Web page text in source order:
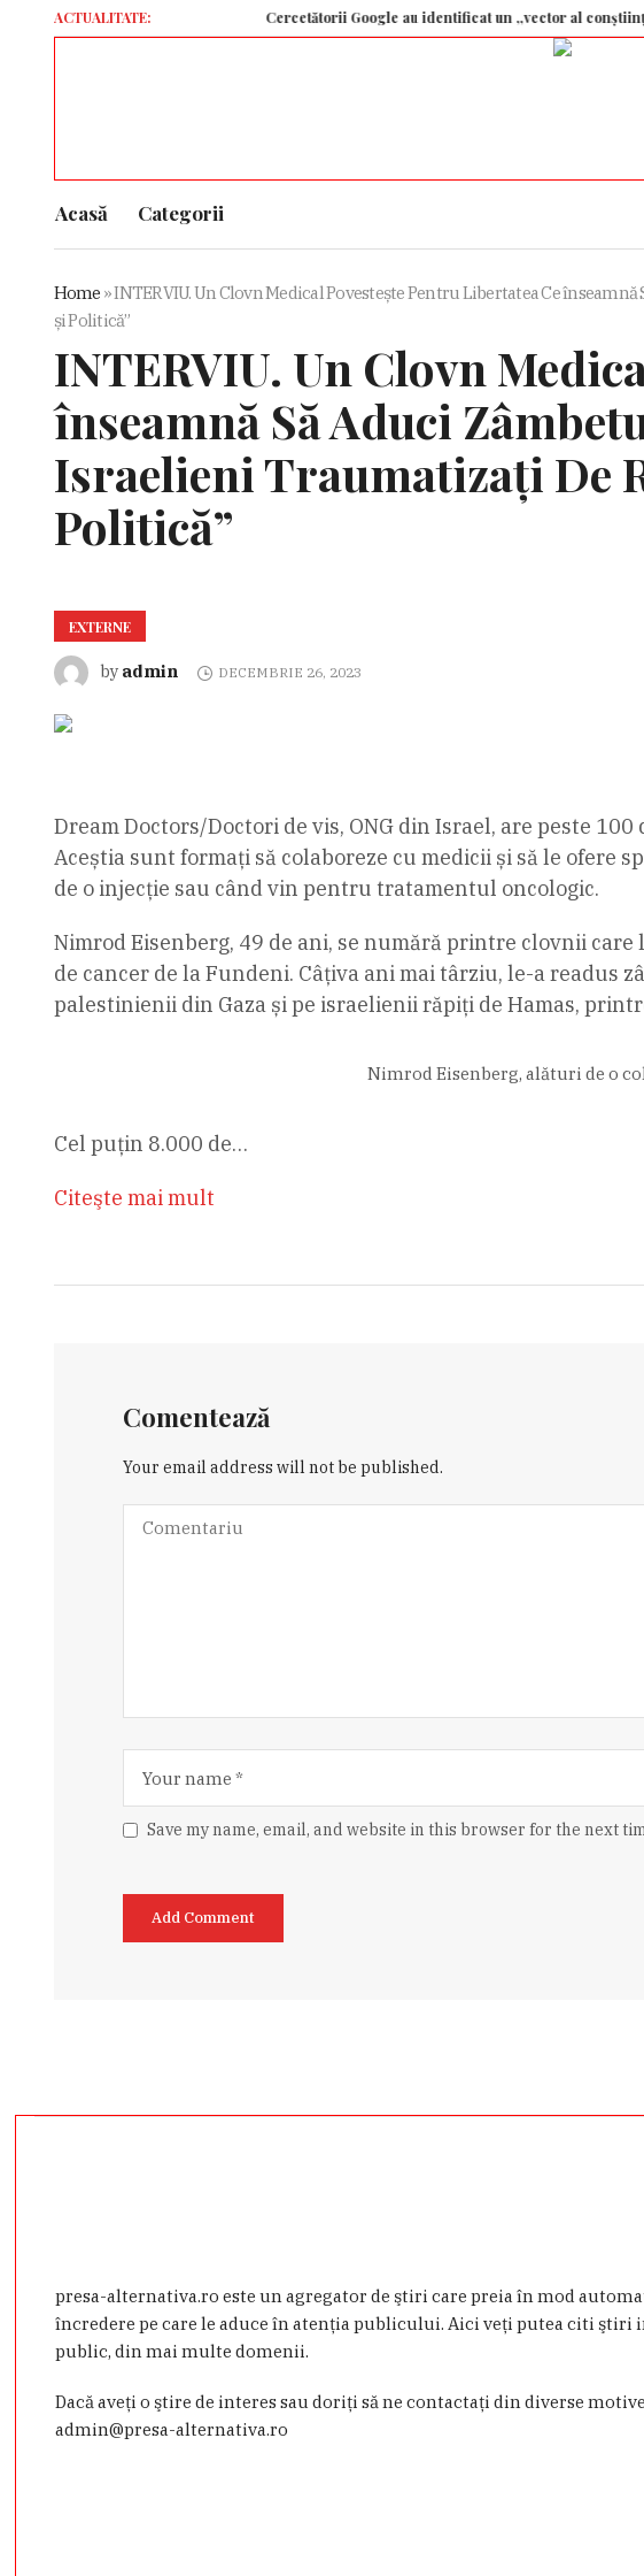
ACTUALITATE: Cercetătorii Google au identificat un „vector al conștiinței” în
Acasă Categorii
Home »INTERVIU. Un Clovn Medical Povestește Pentru Libertatea Ce
și Politică”
INTERVIU. Un Clovn
înseamnă Să Aduci
Israelieni Traumatizați De
Politică”
EXTERNE
by admin DECEMBRIE 26, 2023
Dream Doctors/Doctori de vis, ONG din Israel, are peste
Aceștia sunt formați să colaboreze cu medicii și să le ofere
de o injecție sau când vin pentru tratamentul oncologic.
Nimrod Eisenberg, 49 de ani, se numără printre clovnii
de cancer de la Fundeni. Câțiva ani mai târziu, le-a readus
palestinienii din Gaza și pe israelienii răpiți de Hamas,
Nimrod Eisenberg, alături de o
Cel puțin 8.000 de…
Citeşte mai mult
Comentează
Your email address will not be published.
Save my name, email, and website in this browser for the next
presa-alternativa.ro este un agregator de ştiri care preia în mod
încredere pe care le aduce în atenţia publicului. Aici veţi putea citi ştiri
public, din mai multe domenii.
Dacă aveţi o ştire de interes sau doriţi să ne contactaţi din diverse
admin@presa-alternativa.ro